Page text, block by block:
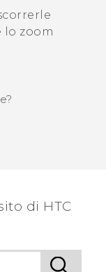
lo zoom
di HTC